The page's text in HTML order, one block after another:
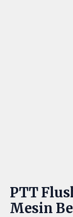
PTT
Mesin